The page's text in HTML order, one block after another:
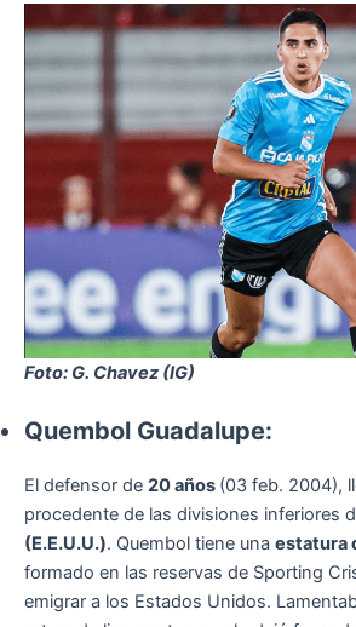
Foto: G. Chavez (IG)
Quembol Guadalupe:
El defensor de 20 años (03 feb. 2004),
procedente de las divisiones inferiores
(E.E.U.U.). Quembol tiene una estatura
formado en las reservas de Sporting
emigrar a los Estados Unidos.